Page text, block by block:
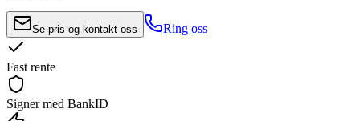
Se pris og kontakt oss Ring oss
Fast rente
Signer med BankID